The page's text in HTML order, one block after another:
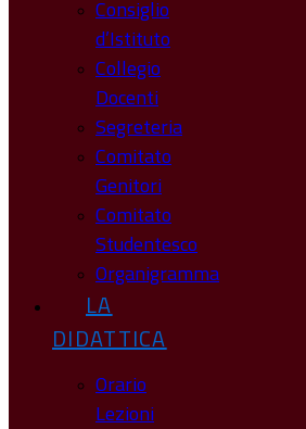
Consiglio
d’Istituto
Collegio
Docenti
Segreteria
Comitato
Genitori
Comitato
Studentesco
Organigramma
LA
DIDATTICA
Orario
Lezioni